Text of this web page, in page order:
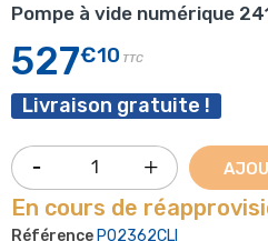
Pompe à vide numérique
527€10 TTC
Livraison gratuite !
En cours de
Référence P02362CLI